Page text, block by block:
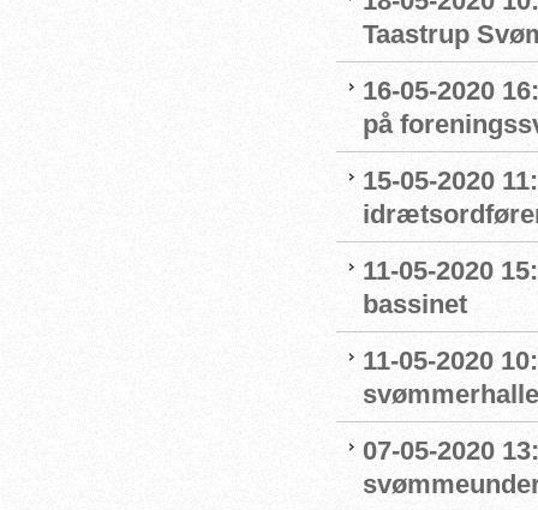
Taastrup
16-05-2020
på
15-05-2020
11-05-2020
bassinet
11-05-2020
07-05-2020